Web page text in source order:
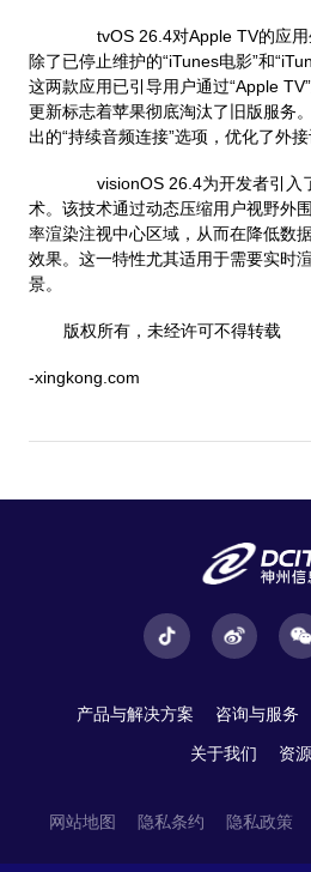
tvOS 26.4对Apple TV的应用
除了已停止维护的“iTunes电影”和
这两款应用已引导用户通过“Apple
更新标志着苹果彻底淘汰了旧版服务
出的“持续音频连接”选项，优化了外
visionOS 26.4为开发者引入
术。该技术通过动态压缩用户视野外
率渲染注视中心区域，从而在降低数
效果。这一特性尤其适用于需要实时
景。
版权所有，未经许可不得转载
-xingkong.com
产品与解决方案 咨询与服务
关于我们 资
网站地图 隐私条约 隐私政策